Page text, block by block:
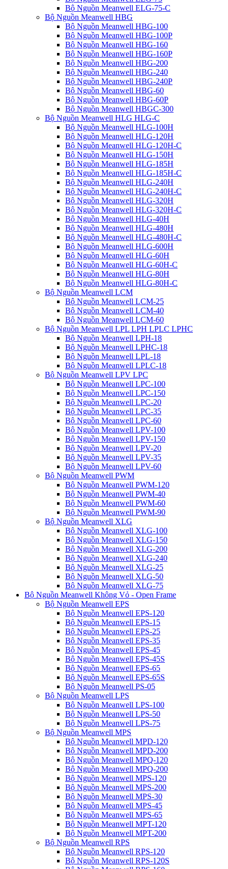
Bộ Nguồn Meanwell ELG-75-C
Bộ Nguồn Meanwell HBG
Bộ Nguồn Meanwell HBG-100
Bộ Nguồn Meanwell HBG-100P
Bộ Nguồn Meanwell HBG-160
Bộ Nguồn Meanwell HBG-160P
Bộ Nguồn Meanwell HBG-200
Bộ Nguồn Meanwell HBG-240
Bộ Nguồn Meanwell HBG-240P
Bộ Nguồn Meanwell HBG-60
Bộ Nguồn Meanwell HBG-60P
Bộ Nguồn Meanwell HBGC-300
Bộ Nguồn Meanwell HLG HLG-C
Bộ Nguồn Meanwell HLG-100H
Bộ Nguồn Meanwell HLG-120H
Bộ Nguồn Meanwell HLG-120H-C
Bộ Nguồn Meanwell HLG-150H
Bộ Nguồn Meanwell HLG-185H
Bộ Nguồn Meanwell HLG-185H-C
Bộ Nguồn Meanwell HLG-240H
Bộ Nguồn Meanwell HLG-240H-C
Bộ Nguồn Meanwell HLG-320H
Bộ Nguồn Meanwell HLG-320H-C
Bộ Nguồn Meanwell HLG-40H
Bộ Nguồn Meanwell HLG-480H
Bộ Nguồn Meanwell HLG-480H-C
Bộ Nguồn Meanwell HLG-600H
Bộ Nguồn Meanwell HLG-60H
Bộ Nguồn Meanwell HLG-60H-C
Bộ Nguồn Meanwell HLG-80H
Bộ Nguồn Meanwell HLG-80H-C
Bộ Nguồn Meanwell LCM
Bộ Nguồn Meanwell LCM-25
Bộ Nguồn Meanwell LCM-40
Bộ Nguồn Meanwell LCM-60
Bộ Nguồn Meanwell LPL LPH LPLC LPHC
Bộ Nguồn Meanwell LPH-18
Bộ Nguồn Meanwell LPHC-18
Bộ Nguồn Meanwell LPL-18
Bộ Nguồn Meanwell LPLC-18
Bộ Nguồn Meanwell LPV LPC
Bộ Nguồn Meanwell LPC-100
Bộ Nguồn Meanwell LPC-150
Bộ Nguồn Meanwell LPC-20
Bộ Nguồn Meanwell LPC-35
Bộ Nguồn Meanwell LPC-60
Bộ Nguồn Meanwell LPV-100
Bộ Nguồn Meanwell LPV-150
Bộ Nguồn Meanwell LPV-20
Bộ Nguồn Meanwell LPV-35
Bộ Nguồn Meanwell LPV-60
Bộ Nguồn Meanwell PWM
Bộ Nguồn Meanwell PWM-120
Bộ Nguồn Meanwell PWM-40
Bộ Nguồn Meanwell PWM-60
Bộ Nguồn Meanwell PWM-90
Bộ Nguồn Meanwell XLG
Bộ Nguồn Meanwell XLG-100
Bộ Nguồn Meanwell XLG-150
Bộ Nguồn Meanwell XLG-200
Bộ Nguồn Meanwell XLG-240
Bộ Nguồn Meanwell XLG-25
Bộ Nguồn Meanwell XLG-50
Bộ Nguồn Meanwell XLG-75
Bộ Nguồn Meanwell Không Vỏ - Open Frame
Bộ Nguồn Meanwell EPS
Bộ Nguồn Meanwell EPS-120
Bộ Nguồn Meanwell EPS-15
Bộ Nguồn Meanwell EPS-25
Bộ Nguồn Meanwell EPS-35
Bộ Nguồn Meanwell EPS-45
Bộ Nguồn Meanwell EPS-45S
Bộ Nguồn Meanwell EPS-65
Bộ Nguồn Meanwell EPS-65S
Bộ Nguồn Meanwell PS-05
Bộ Nguồn Meanwell LPS
Bộ Nguồn Meanwell LPS-100
Bộ Nguồn Meanwell LPS-50
Bộ Nguồn Meanwell LPS-75
Bộ Nguồn Meanwell MPS
Bộ Nguồn Meanwell MPD-120
Bộ Nguồn Meanwell MPD-200
Bộ Nguồn Meanwell MPQ-120
Bộ Nguồn Meanwell MPQ-200
Bộ Nguồn Meanwell MPS-120
Bộ Nguồn Meanwell MPS-200
Bộ Nguồn Meanwell MPS-30
Bộ Nguồn Meanwell MPS-45
Bộ Nguồn Meanwell MPS-65
Bộ Nguồn Meanwell MPT-120
Bộ Nguồn Meanwell MPT-200
Bộ Nguồn Meanwell RPS
Bộ Nguồn Meanwell RPS-120
Bộ Nguồn Meanwell RPS-120S